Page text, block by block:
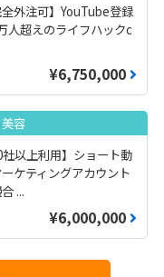
全外注可】YouTube登録
人超えのライフハックc
¥6,750,000
美容
社以上利用】ショート動
ケティングアカウント
...
¥6,000,000